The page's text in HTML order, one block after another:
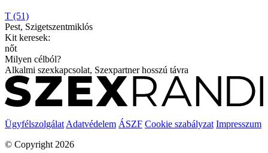
T (51)
Pest, Szigetszentmiklós
Kit keresek:
nőt
Milyen célból?
Alkalmi szexkapcsolat, Szexpartner hosszú távra
Ügyfélszolgálat Adatvédelem ÁSZF Cookie szabályzat Impresszum
© Copyright 2026